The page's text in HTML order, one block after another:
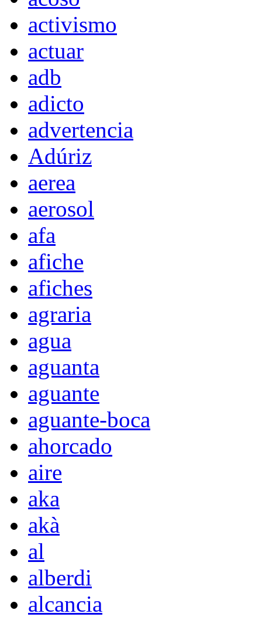
activismo
actuar
adb
adicto
advertencia
Adúriz
aerea
aerosol
afa
afiche
afiches
agraria
agua
aguanta
aguante
aguante-boca
ahorcado
aire
aka
akà
al
alberdi
alcancia